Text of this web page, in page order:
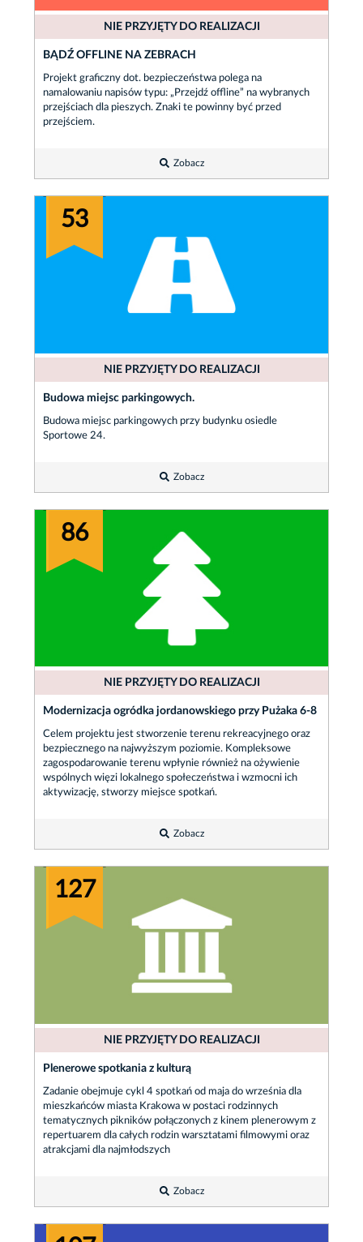
NIE PRZYJĘTY DO REALIZACJI
BĄDŹ OFFLINE NA ZEBRACH
Projekt graficzny dot. bezpieczeństwa polega na
namalowaniu napisów typu: „Przejdź offline” na wybranych
przejściach dla pieszych. Znaki te powinny być przed
przejściem.
Zobacz
53
NIE PRZYJĘTY DO REALIZACJI
Budowa miejsc parkingowych.
Budowa miejsc parkingowych przy budynku osiedle
Sportowe 24.
Zobacz
86
NIE PRZYJĘTY DO REALIZACJI
Modernizacja ogródka jordanowskiego przy Pużaka 6-8
Celem projektu jest stworzenie terenu rekreacyjnego oraz
bezpiecznego na najwyższym poziomie. Kompleksowe
zagospodarowanie terenu wpłynie również na ożywienie
wspólnych więzi lokalnego społeczeństwa i wzmocni ich
aktywizację, stworzy miejsce spotkań.
Zobacz
127
NIE PRZYJĘTY DO REALIZACJI
Plenerowe spotkania z kulturą
Zadanie obejmuje cykl 4 spotkań od maja do września dla
mieszkańców miasta Krakowa w postaci rodzinnych
tematycznych pikników połączonych z kinem plenerowym z
repertuarem dla całych rodzin warsztatami filmowymi oraz
atrakcjami dla najmłodszych
Zobacz